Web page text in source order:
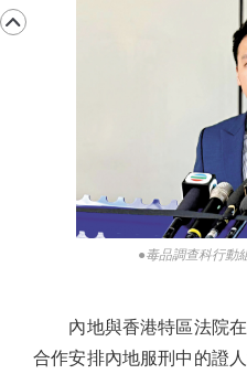
●毒品調查科行動
內地與香港特區法院在
合作安排內地服刑中的證